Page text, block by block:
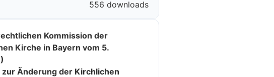
556 downloads
Kommission der
Kirche in Bayern vom 5.
Änderung der Kirchlichen